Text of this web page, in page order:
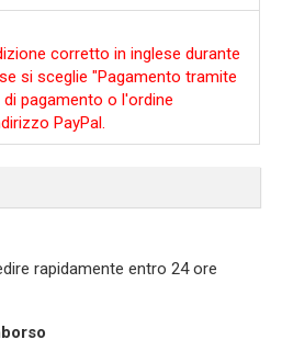
corretto in inglese durante
si sceglie "Pagamento tramite
pagamento o l'ordine
PayPal.
rapidamente entro 24 ore